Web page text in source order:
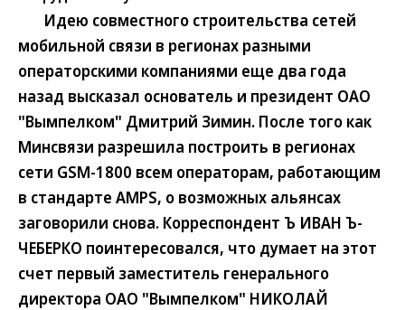
Идею совместного строительства сетей
мобильной связи в регионах разными
операторскими компаниями еще два года
назад высказал основатель и президент ОАО
"Вымпелком" Дмитрий Зимин. После того как
Минсвязи разрешила построить в регионах
сети GSM-1800 всем операторам, работающим
в стандарте AMPS, о возможных альянсах
заговорили снова. Корреспондент Ъ ИВАН Ъ-
ЧЕБЕРКО поинтересовался, что думает на этот
счет первый заместитель генерального
директора ОАО "Вымпелком" НИКОЛАЙ